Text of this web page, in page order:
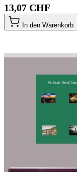
13,07 CHF
In den Warenkorb